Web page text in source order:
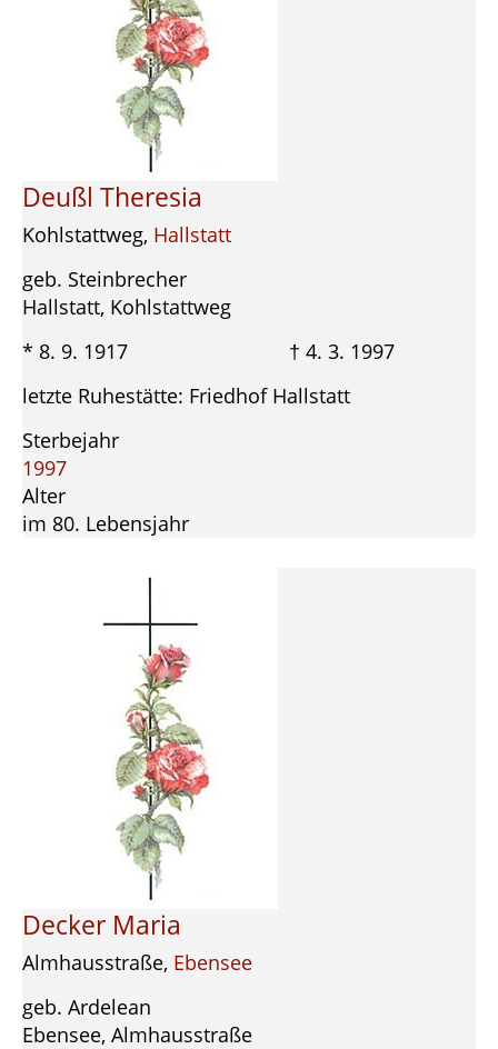
Deußl Theresia
Kohlstattweg, Hallstatt
geb. Steinbrecher
Hallstatt, Kohlstattweg
* 8. 9. 1917 † 4. 3. 1997
letzte Ruhestätte: Friedhof Hallstatt
Sterbejahr
1997
Alter
im 80. Lebensjahr
Decker Maria
Almhausstraße, Ebensee
geb. Ardelean
Ebensee, Almhausstraße